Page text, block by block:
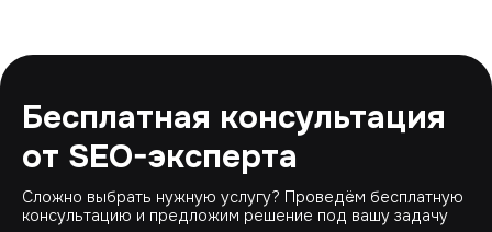
Бесплатная консультация
от SEO-эксперта
Сложно выбрать нужную услугу? Проведём бесплатную
консультацию и предложим решение под вашу задачу